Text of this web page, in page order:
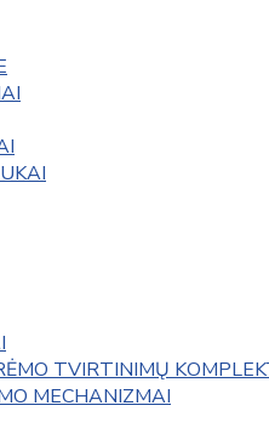
TVIRTINIMŲ
MECHANIZMAI